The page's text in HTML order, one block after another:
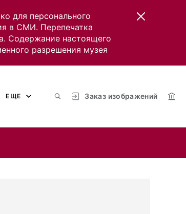
для персонального
в СМИ. Перепечатка
Содержание настоящего
разрешения музея
Заказ изображений
ЕЩЕ